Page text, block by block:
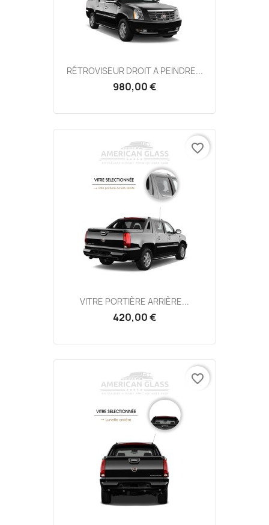
RÉTROVISEUR DROIT A PEINDRE...
980,00 €
VITRE PORTIÈRE ARRIÈRE...
420,00 €
favorite_border
favorite_border